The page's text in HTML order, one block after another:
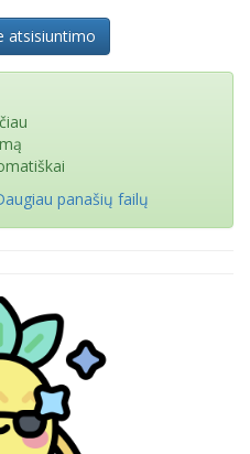
atsisiuntimo
panašių failų